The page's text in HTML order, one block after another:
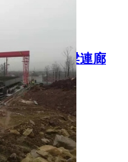
軌道鋼箱梁連廊